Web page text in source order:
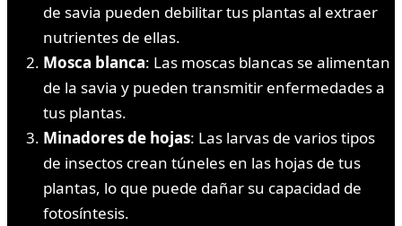
de savia pueden debilitar tus plantas al extraer
nutrientes de ellas.
Mosca blanca: Las moscas blancas se alimentan
de la savia y pueden transmitir enfermedades a
tus plantas.
Minadores de hojas: Las larvas de varios tipos
de insectos crean túneles en las hojas de tus
plantas, lo que puede dañar su capacidad de
fotosíntesis.